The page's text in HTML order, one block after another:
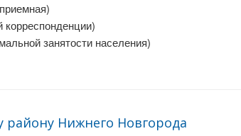
корреспонденции)
занятости населения)
Нижнего Новгорода